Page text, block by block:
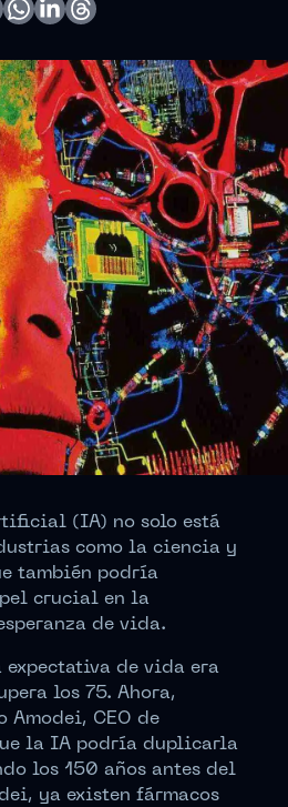
(IA) no solo está
como la ciencia y
también podría
crucial en la
de vida.
de vida era
los 75. Ahora,
Amodei, CEO de
la IA podría duplicarla
los 150 años antes del
ya existen fármacos